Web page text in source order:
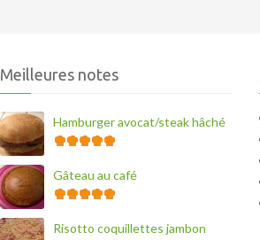
Meilleures notes
Hamburger avocat/steak hâché
Gâteau au café
Risotto coquillettes jambon